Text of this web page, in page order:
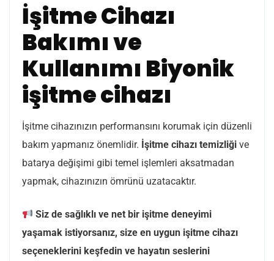
İşitme Cihazı
Bakımı ve
Kullanımı Biyonik
işitme cihazı
İşitme cihazınızın performansını korumak için düzenli
bakım yapmanız önemlidir. İşitme cihazı temizliği ve
batarya değişimi gibi temel işlemleri aksatmadan
yapmak, cihazınızın ömrünü uzatacaktır.
Siz de sağlıklı ve net bir işitme deneyimi
yaşamak istiyorsanız, size en uygun işitme cihazı
seçeneklerini keşfedin ve hayatın seslerini